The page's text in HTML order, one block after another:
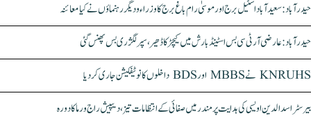
حیدرآباد: سعیدآباد اسٹیل برج اور موسیٰ رام باغ برج کا وزراء و دیگر رہنماؤں نے کیا معائنہ
حیدرآباد: عارضی آر ٹی سی بس اسٹینڈ بارش میں کیچڑ کا ڈھیر، سپر لگژری بس پھنس گئی
KNRUHS نے MBBS اور BDS داخلوں کا نوٹیفکیشن جاری کر دیا
بیرسٹر اسدالدین اویسی کی ہدایت پر مندر میں صفائی کے انتظامات تیز، دیپیش راج ورما کا دورہ